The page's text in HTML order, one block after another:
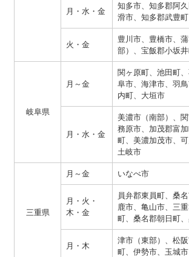
月・水・金
知多市、知多郡阿
滑市、知多郡武豊町
火・金
豊川市、豊橋市、
部）、宝飯郡小坂
岐阜県
月～金
関ヶ原町、池田町
阜市、海津市、羽
内町、大垣市
月・水・金
美濃市（南部）、
務原市、加茂郡富
町、美濃加茂市、可
土岐市
三重県
月～金 いなべ市
月・火・
木・金
員弁郡東員町、桑
鹿市、亀山市、三
町、桑名郡朝日町
月・木
津市（東部）、松
町、伊勢市、玉城市